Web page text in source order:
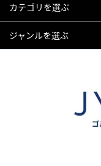
カテゴリを選ぶ
ジャンルを選ぶ